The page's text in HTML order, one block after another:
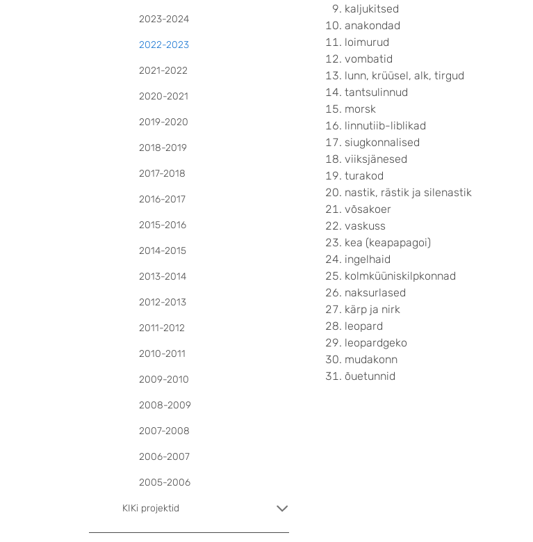
kaljukitsed
anakondad
loimurud
vombatid
lunn, krüüsel, alk, tirgud
tantsulinnud
morsk
linnutiib-liblikad
siugkonnalised
viiksjänesed
turakod
nastik, rästik ja silenastik
võsakoer
vaskuss
kea (keapapagoi)
ingelhaid
kolmküüniskilpkonnad
naksurlased
kärp ja nirk
leopard
leopardgeko
mudakonn
õuetunnid
2023-2024
2022-2023
2021-2022
2020-2021
2019-2020
2018-2019
2017-2018
2016-2017
2015-2016
2014-2015
2013-2014
2012-2013
2011-2012
2010-2011
2009-2010
2008-2009
2007-2008
2006-2007
2005-2006
KIKi projektid